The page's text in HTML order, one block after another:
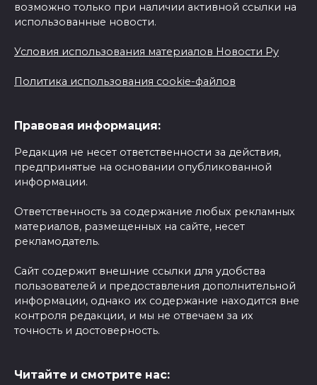
возможно только при наличии активной ссылки на
использованные новости.
Условия использования материалов Новости Ру
Политика использования cookie-файлов
Правовая информация:
Редакция не несет ответственности за действия,
предпринятые на основании опубликованной
информации.
Ответственность за содержание любых рекламных
материалов, размещенных на сайте, несет
рекламодатель.
Сайт содержит внешние ссылки для удобства
пользователей и предоставления дополнительной
информации, однако их содержание находится вне
контроля редакции, и мы не отвечаем за их
точность и достоверность.
Читайте и смотрите нас: